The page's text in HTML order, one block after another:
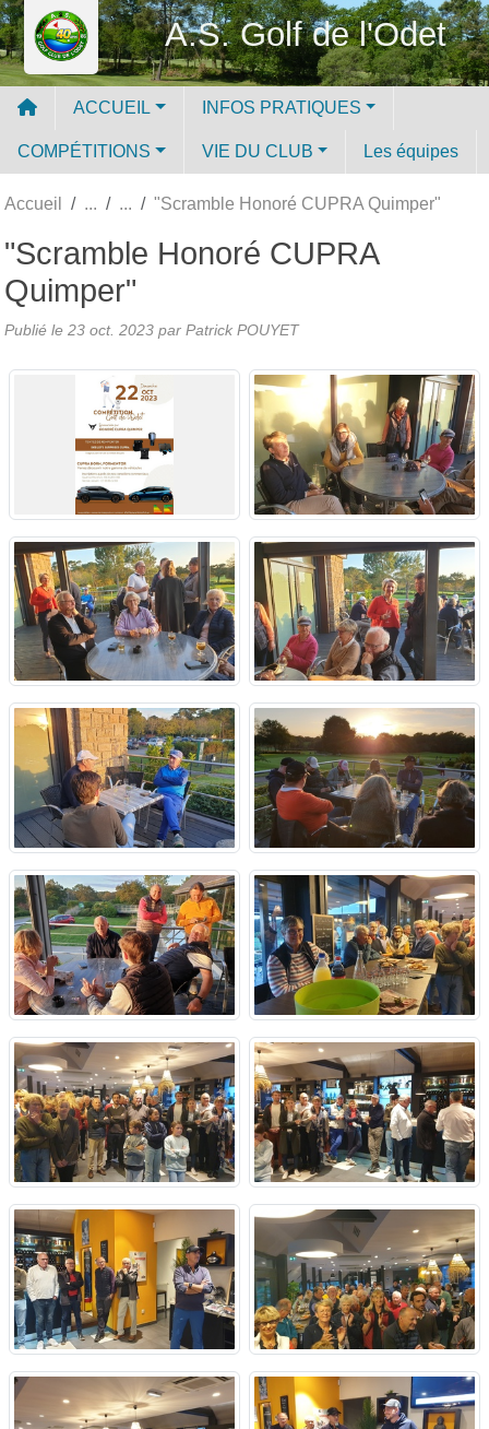
A.S. Golf de l'Odet
ACCUEIL INFOS PRATIQUES
COMPÉTITIONS VIE DU CLUB Les équipes
Accueil "Scramble Honoré CUPRA Quimper"
"Scramble Honoré CUPRA
Quimper"
Publié le 23 oct. 2023 par Patrick POUYET
Panneau de gestion des cookies